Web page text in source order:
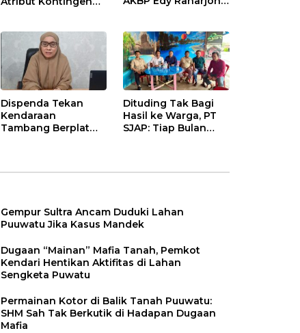
Dispenda Tekan
Kendaraan
Tambang Berplat
Dituding Tak Bagi
Hasil ke Warga, PT
SJAP: Tiap Bulan
Gempur Sultra Ancam Duduki Lahan
Puuwatu Jika Kasus Mandek
Dugaan “Mainan” Mafia Tanah, Pemkot
Kendari Hentikan Aktifitas di Lahan
Sengketa Puwatu
Permainan Kotor di Balik Tanah Puuwatu:
SHM Sah Tak Berkutik di Hadapan Dugaan
Mafia